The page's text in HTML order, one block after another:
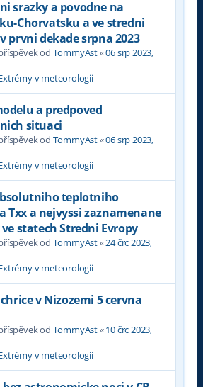
srazky a povodne na
Chorvatsku a ve stredni
prvni dekade srpna 2023
od TommyAst«06 srp 2023,
v meteorologii
a predpoved
situaci
od TommyAst«06 srp 2023,
v meteorologii
teplotniho
Txx a nejvyssi zaznamenane
statech Stredni Evropy
od TommyAst«24 črc 2023,
v meteorologii
v Nizozemi 5 cervna
od TommyAst«10 črc 2023,
v meteorologii